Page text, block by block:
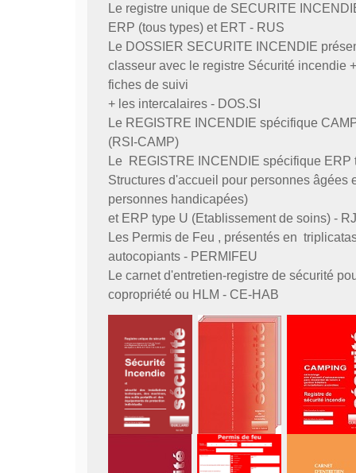
Le registre unique de SECURITE
ERP (tous types) et ERT - RUS
Le DOSSIER SECURITE INCENDIE
classeur avec le registre Sécurité incendie
fiches de suivi
+ les intercalaires - DOS.SI
Le REGISTRE INCENDIE spécifique
(RSI-CAMP)
Le REGISTRE INCENDIE spécifique ERP
Structures d'accueil pour personnes âgées
personnes handicapées)
et ERP type U (Etablissement de soins) -
Les Permis de Feu , présentés en
autocopiants - PERMIFEU
Le carnet d'entretien-registre de sécurité
copropriété ou HLM - CE-HAB